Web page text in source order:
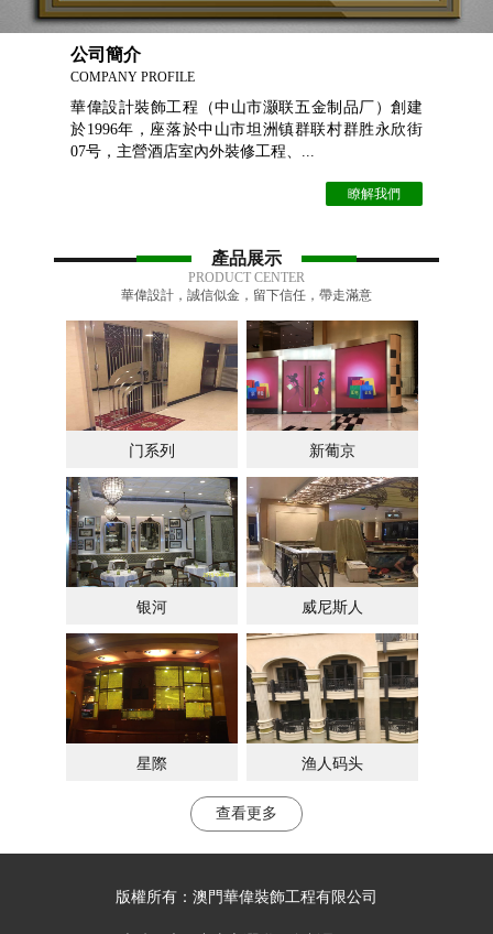
公司簡介
COMPANY PROFILE
華偉設計裝飾工程（中山市灏联五金制品厂）創建
於1996年，座落於中山市坦洲镇群联村群胜永欣街
07号，主營酒店室內外裝修工程、...
瞭解我們
產品展示
PRODUCT CENTER
華偉設計，誠信似金，留下信任，帶走滿意
门系列 新葡京
银河 威尼斯人
星際 渔人码头
查看更多
版權所有： 澳門華偉裝飾工程有限公司